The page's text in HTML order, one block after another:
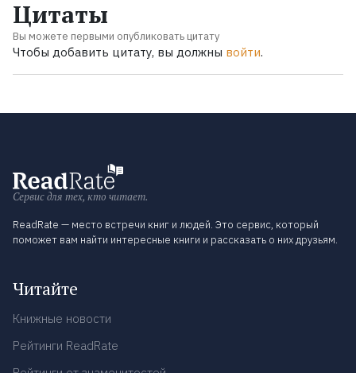
Цитаты
Вы можете первыми опубликовать цитату
Чтобы добавить цитату, вы должны войти.
Сервис для тех, кто читает.
ReadRate — место встречи книг и людей. Это сервис, который
поможет вам найти интересные книги и рассказать о них друзьям.
Читайте
Книжные новости
Рейтинги ReadRate